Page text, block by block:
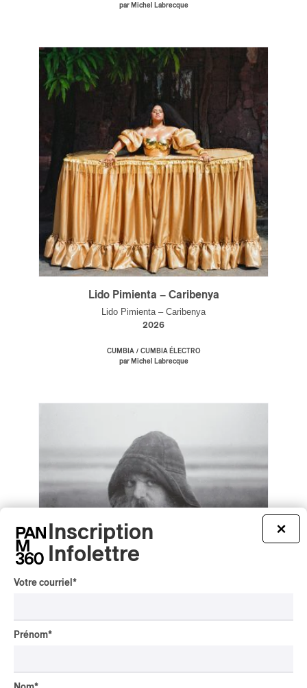
par Michel Labrecque
Lido Pimienta – Caribenya
Lido Pimienta – Caribenya
2026
CUMBIA / CUMBIA ÉLECTRO
par Michel Labrecque
×
Inscription
Infolettre
Votre courriel *
Prénom*